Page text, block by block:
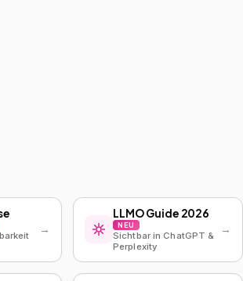
→
LLMO Guide 2026
NEU
Sichtbar in ChatGPT &
Perplexity
→